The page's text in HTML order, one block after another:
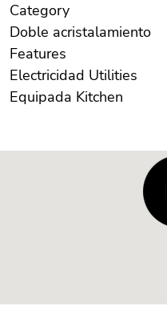
Category
Doble acristalamiento
Features
Electricidad Utilities
Equipada Kitchen